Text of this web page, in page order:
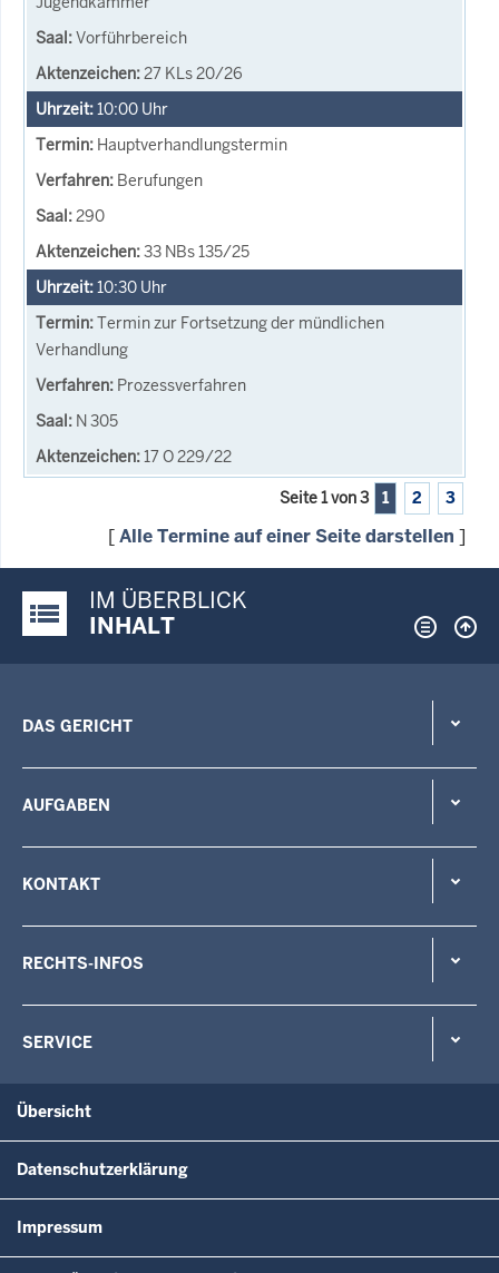
Vorführbereich
27 KLs 20/26
10:00 Uhr
Hauptverhandlungstermin
Berufungen
290
33 NBs 135/25
10:30 Uhr
Termin zur Fortsetzung der mündlichen
Verhandlung
Prozessverfahren
N 305
17 O 229/22
Seite 1 von 3 1 2 3
[Alle Termine auf einer Seite darstellen ]
Justiz-Portal im Überblick:
IM ÜBERBLICK
INHALT
DAS GERICHT
AUFGABEN
KONTAKT
RECHTS-INFOS
SERVICE
Übersicht
Datenschutzerklärung
Impressum